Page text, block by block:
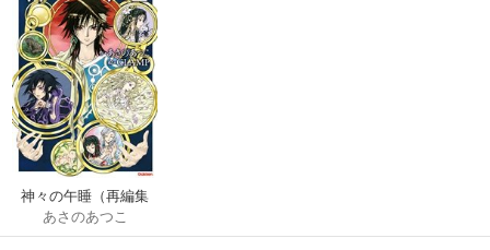
神々の午睡（再編集
版）
あさのあつこ